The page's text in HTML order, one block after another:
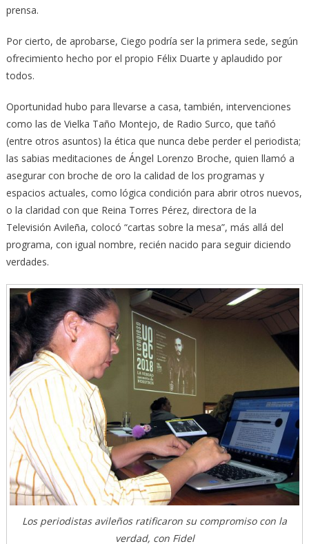
prensa.
Por cierto, de aprobarse, Ciego podría ser la primera sede, según
ofrecimiento hecho por el propio Félix Duarte y aplaudido por
todos.
Oportunidad hubo para llevarse a casa, también, intervenciones
como las de Vielka Taño Montejo, de Radio Surco, que tañó
(entre otros asuntos) la ética que nunca debe perder el periodista;
las sabias meditaciones de Ángel Lorenzo Broche, quien llamó a
asegurar con broche de oro la calidad de los programas y
espacios actuales, como lógica condición para abrir otros nuevos,
o la claridad con que Reina Torres Pérez, directora de la
Televisión Avileña, colocó “cartas sobre la mesa”, más allá del
programa, con igual nombre, recién nacido para seguir diciendo
verdades.
Los periodistas avileños ratificaron su compromiso con la
verdad, con Fidel